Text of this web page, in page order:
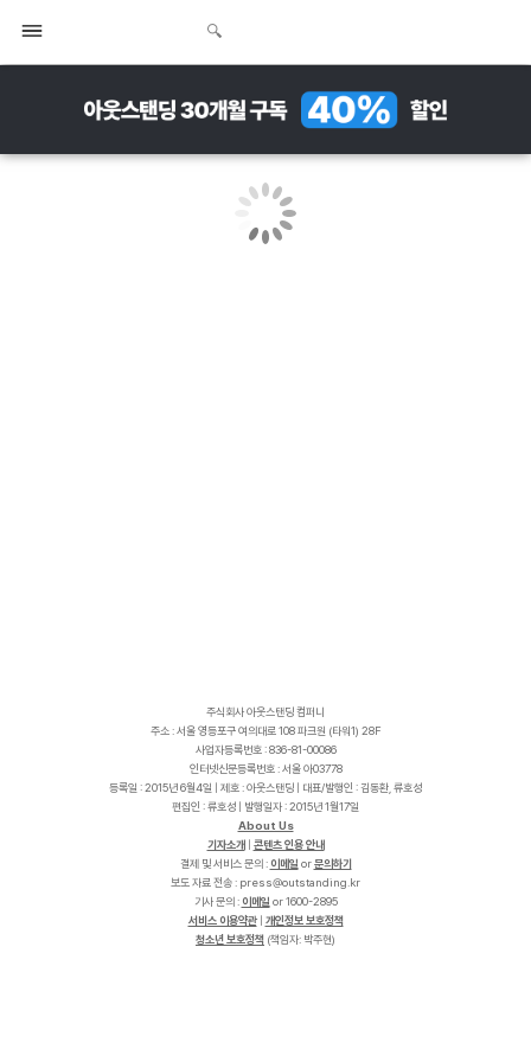
주식회사 아웃스탠딩 컴퍼니
주소 : 서울 영등포구 여의대로 108 파크원 (타워1) 28F
사업자등록번호 : 836-81-00086
인터넷신문등록번호 : 서울 아03778
등록일 : 2015년 6월4일 | 제호 : 아웃스탠딩 | 대표/발행인 : 김동환, 류호성
편집인 : 류호성 | 발행일자 : 2015년 1월17일
About Us
기자소개
콘텐츠 인용 안내
결제 및 서비스 문의 : 이메일 or문의하기
보도 자료 전송 :
r
k
.
g
n
i
d
n
a
t
s
t
u
o
@
s
s
e
r
p
기사 문의 : 이메일 or 1600-2895
서비스 이용약관| 개인정보 보호정책
청소년 보호정책 (책임자: 박주현)